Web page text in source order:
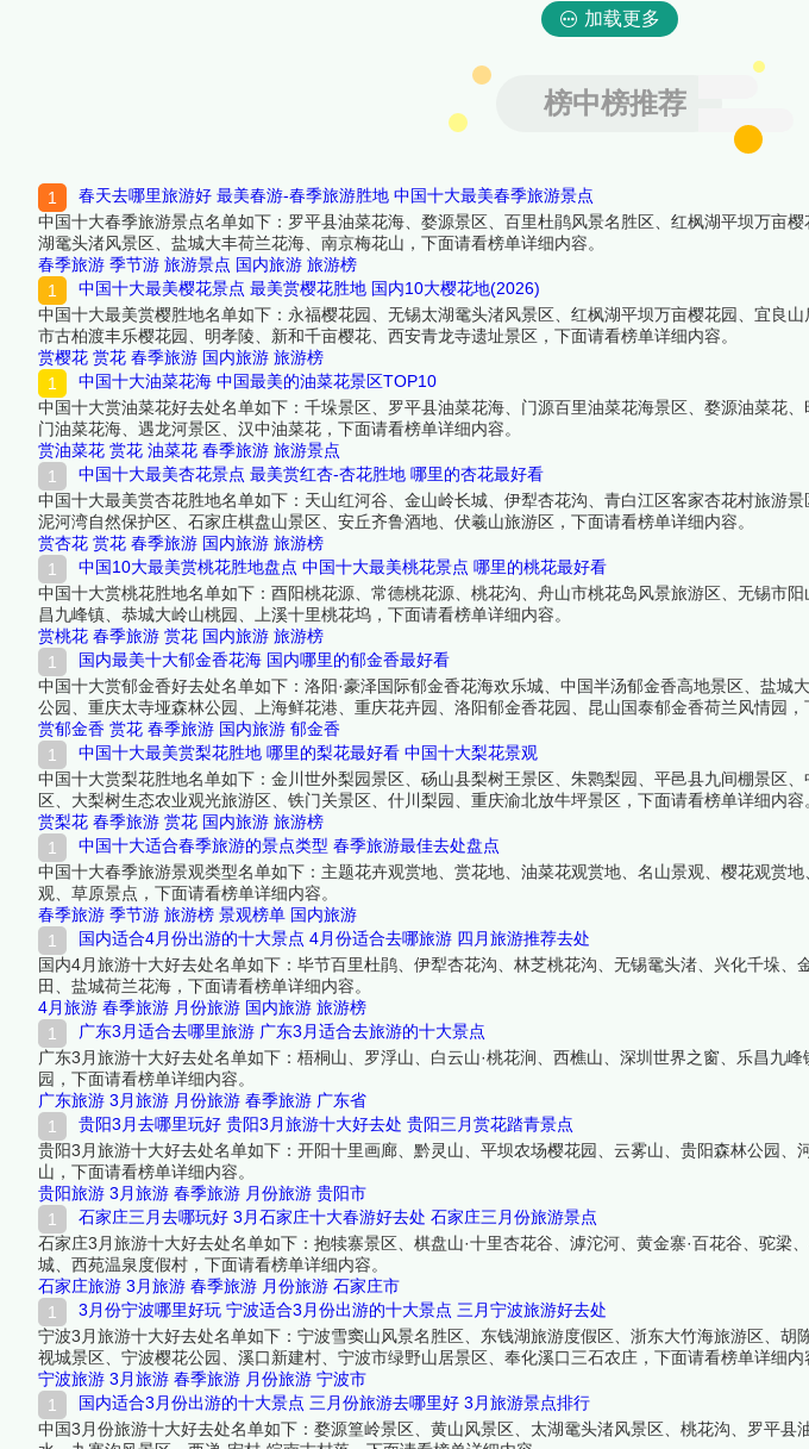
加载更多
榜中榜推荐
春天去哪里旅游好 最美春游-春季旅游胜地 中国十大最美春季旅游景点
中国十大春季旅游景点名单如下：罗平县油菜花海、婺源景区、百里杜鹃风景名胜区、红枫湖平坝万亩
湖鼋头渚风景区、盐城大丰荷兰花海、南京梅花山，下面请看榜单详细内容。
春季旅游 季节游 旅游景点 国内旅游 旅游榜
中国十大最美樱花景点 最美赏樱花胜地 国内10大樱花地(2026)
中国十大最美赏樱胜地名单如下：永福樱花园、无锡太湖鼋头渚风景区、红枫湖平坝万亩樱花园、宜良
市古柏渡丰乐樱花园、明孝陵、新和千亩樱花、西安青龙寺遗址景区，下面请看榜单详细内容。
赏樱花 赏花 春季旅游 国内旅游 旅游榜
中国十大油菜花海 中国最美的油菜花景区TOP10
中国十大赏油菜花好去处名单如下：千垛景区、罗平县油菜花海、门源百里油菜花海景区、婺源油菜花
门油菜花海、遇龙河景区、汉中油菜花，下面请看榜单详细内容。
赏油菜花 赏花 油菜花 春季旅游 旅游景点
中国十大最美杏花景点 最美赏红杏-杏花胜地 哪里的杏花最好看
中国十大最美赏杏花胜地名单如下：天山红河谷、金山岭长城、伊犁杏花沟、青白江区客家杏花村旅游
泥河湾自然保护区、石家庄棋盘山景区、安丘齐鲁酒地、伏羲山旅游区，下面请看榜单详细内容。
赏杏花 赏花 春季旅游 国内旅游 旅游榜
中国10大最美赏桃花胜地盘点 中国十大最美桃花景点 哪里的桃花最好看
中国十大赏桃花胜地名单如下：酉阳桃花源、常德桃花源、桃花沟、舟山市桃花岛风景旅游区、无锡市
昌九峰镇、恭城大岭山桃园、上溪十里桃花坞，下面请看榜单详细内容。
赏桃花 春季旅游 赏花 国内旅游 旅游榜
国内最美十大郁金香花海 国内哪里的郁金香最好看
中国十大赏郁金香好去处名单如下：洛阳·豪泽国际郁金香花海欢乐城、中国半汤郁金香高地景区、盐城
公园、重庆太寺垭森林公园、上海鲜花港、重庆花卉园、洛阳郁金香花园、昆山国泰郁金香荷兰风情园，
赏郁金香 赏花 春季旅游 国内旅游 郁金香
中国十大最美赏梨花胜地 哪里的梨花最好看 中国十大梨花景观
中国十大赏梨花胜地名单如下：金川世外梨园景区、砀山县梨树王景区、朱鹮梨园、平邑县九间棚景区
区、大梨树生态农业观光旅游区、铁门关景区、什川梨园、重庆渝北放牛坪景区，下面请看榜单详细内容
赏梨花 春季旅游 赏花 国内旅游 旅游榜
中国十大适合春季旅游的景点类型 春季旅游最佳去处盘点
中国十大春季旅游景观类型名单如下：主题花卉观赏地、赏花地、油菜花观赏地、名山景观、樱花观赏
观、草原景点，下面请看榜单详细内容。
春季旅游 季节游 旅游榜 景观榜单 国内旅游
国内适合4月份出游的十大景点 4月份适合去哪旅游 四月旅游推荐去处
国内4月旅游十大好去处名单如下：毕节百里杜鹃、伊犁杏花沟、林芝桃花沟、无锡鼋头渚、兴化千垛
田、盐城荷兰花海，下面请看榜单详细内容。
4月旅游 春季旅游 月份旅游 国内旅游 旅游榜
广东3月适合去哪里旅游 广东3月适合去旅游的十大景点
广东3月旅游十大好去处名单如下：梧桐山、罗浮山、白云山·桃花涧、西樵山、深圳世界之窗、乐昌九
园，下面请看榜单详细内容。
广东旅游 3月旅游 月份旅游 春季旅游 广东省
贵阳3月去哪里玩好 贵阳3月旅游十大好去处 贵阳三月赏花踏青景点
贵阳3月旅游十大好去处名单如下：开阳十里画廊、黔灵山、平坝农场樱花园、云雾山、贵阳森林公园、
山，下面请看榜单详细内容。
贵阳旅游 3月旅游 春季旅游 月份旅游 贵阳市
石家庄三月去哪玩好 3月石家庄十大春游好去处 石家庄三月份旅游景点
石家庄3月旅游十大好去处名单如下：抱犊寨景区、棋盘山·十里杏花谷、滹沱河、黄金寨·百花谷、驼梁
城、西苑温泉度假村，下面请看榜单详细内容。
石家庄旅游 3月旅游 春季旅游 月份旅游 石家庄市
3月份宁波哪里好玩 宁波适合3月份出游的十大景点 三月宁波旅游好去处
宁波3月旅游十大好去处名单如下：宁波雪窦山风景名胜区、东钱湖旅游度假区、浙东大竹海旅游区、
视城景区、宁波樱花公园、溪口新建村、宁波市绿野山居景区、奉化溪口三石农庄，下面请看榜单详细内
宁波旅游 3月旅游 春季旅游 月份旅游 宁波市
国内适合3月份出游的十大景点 三月份旅游去哪里好 3月旅游景点排行
中国3月份旅游十大好去处名单如下：婺源篁岭景区、黄山风景区、太湖鼋头渚风景区、桃花沟、罗平县